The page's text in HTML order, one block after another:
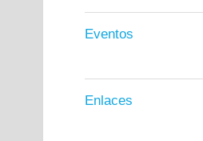
Eventos
Enlaces